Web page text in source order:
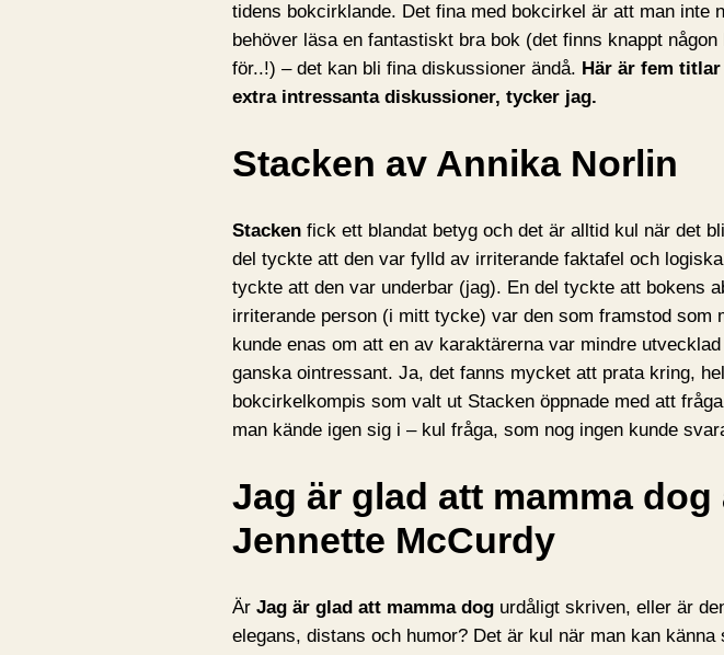
tidens bokcirklande. Det fina med bokcirkel är att man inte
behöver läsa en fantastiskt bra bok (det finns knappt
för..!) – det kan bli fina diskussioner ändå. Här är fem
extra intressanta diskussioner, tycker jag.
Stacken av Annika Norlin
Stacken fick ett blandat betyg och det är alltid kul när det
del tyckte att den var fylld av irriterande faktafel och
tyckte att den var underbar (jag). En del tyckte att bokens
irriterande person (i mitt tycke) var den som framstod som
kunde enas om att en av karaktärerna var mindre
ganska ointressant. Ja, det fanns mycket att prata kring,
bokcirkelkompis som valt ut Stacken öppnade med att
man kände igen sig i – kul fråga, som nog ingen kunde
Jag är glad att mamma dog
Jennette McCurdy
Är Jag är glad att mamma dog urdåligt skriven, eller är
elegans, distans och humor? Det är kul när man kan känna